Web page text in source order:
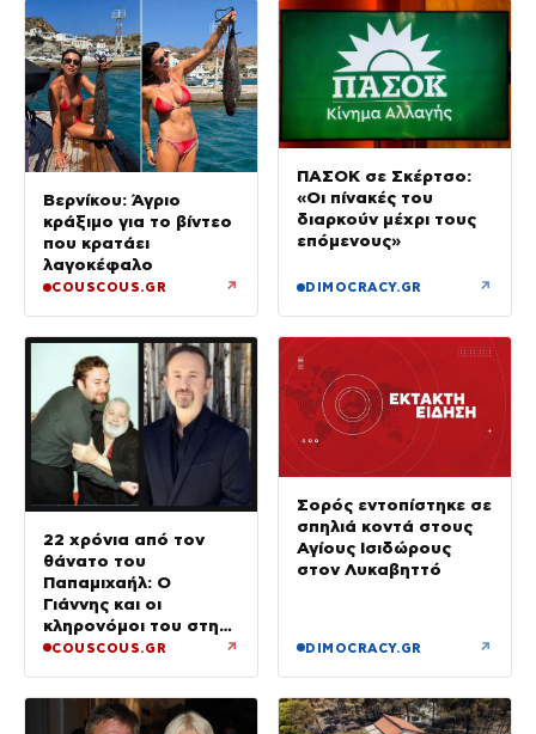
Βερνίκου: Άγριο
κράξιμο για το βίντεο
που κρατάει
λαγοκέφαλο
COUSCOUS.GR ↗
ΠΑΣΟΚ σε Σκέρτσο:
«Οι πίνακές του
διαρκούν μέχρι τους
επόμενους»
DIMOCRACY.GR ↗
22 χρόνια από τον
θάνατο του
Παπαμιχαήλ: Ο
Γιάννης και οι
κληρονόμοι του στη
διαθήκη
COUSCOUS.GR ↗
Σορός εντοπίστηκε σε
σπηλιά κοντά στους
Αγίους Ισιδώρους
στον Λυκαβηττό
DIMOCRACY.GR ↗